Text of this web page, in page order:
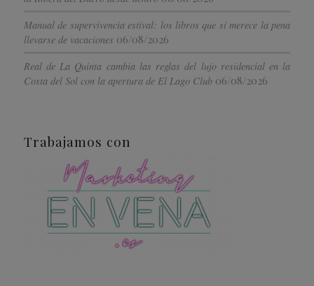
Manual de supervivencia estival: los libros que sí merece la pena
llevarse de vacaciones 06/08/2026
Real de La Quinta cambia las reglas del lujo residencial en la
Costa del Sol con la apertura de El Lago Club 06/08/2026
Trabajamos con